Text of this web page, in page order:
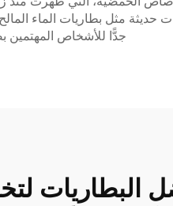
حديثة مثل بطاريات الماء
جدًّا للأشخاص
البطاريات